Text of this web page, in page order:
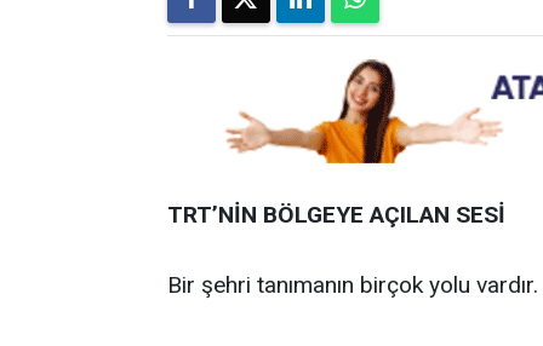
TRT’NİN BÖLGEYE AÇILAN SESİ
Bir şehri tanımanın birçok yolu vardır.